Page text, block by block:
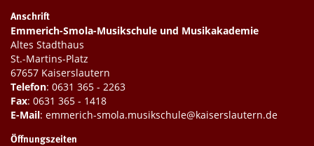
Anschrift
Emmerich-Smola-Musikschule und Musikakademie
Altes Stadthaus
St.-Martins-Platz
67657 Kaiserslautern
Telefon: 0631 365 - 2263
Fax: 0631 365 - 1418
E-Mail: emmerich-smola.musikschule@kaiserslautern.de
Öffnungszeiten